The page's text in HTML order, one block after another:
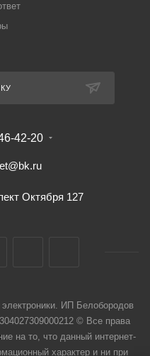
42-20
Октября 127
ИП Белобородов
© Все права
на то, что данный интернет-
характер и ни при